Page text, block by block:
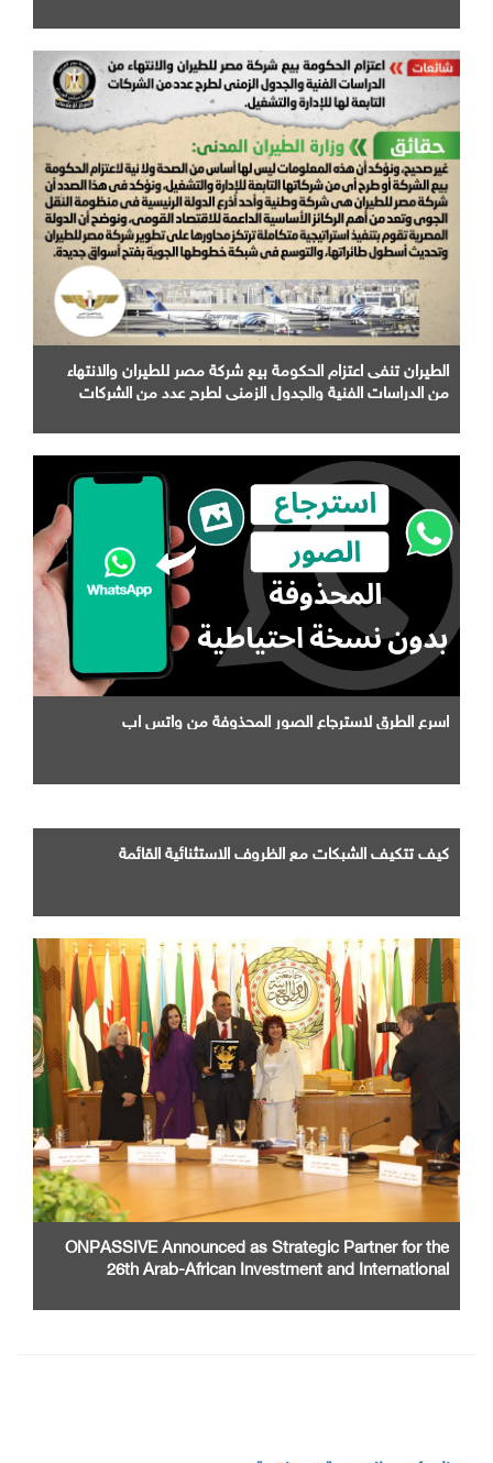
الطيران تنفى اعتزام الحكومة بيع شركة مصر للطيران والانتهاء
من الدراسات الفنية والجدول الزمني لطرح عدد من الشركات
اسرع الطرق لاسترجاع الصور المحذوفة من واتس اب
كيف تتكيف الشبكات مع الظروف الاستثنائية القائمة
ONPASSIVE Announced as Strategic Partner for the
26th Arab-African Investment and International